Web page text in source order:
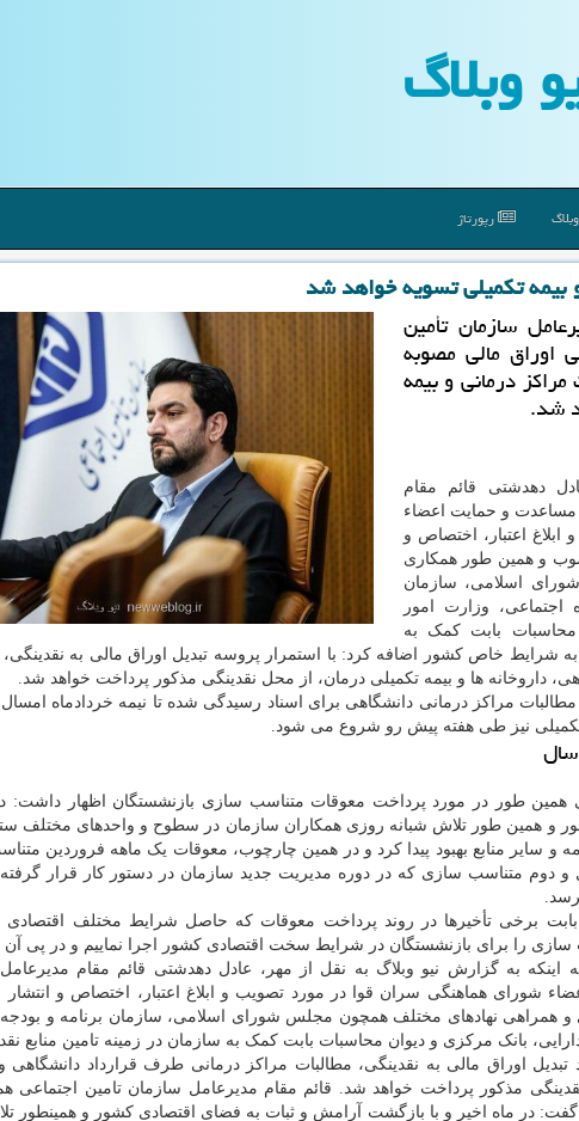
وبلاگ
رپورتاژ
و بیمه تکمیلی تسویه خواهد شد
سازمان تأمین
اوراق مالی مصوبه
درمانی و بیمه
شد.
دهدشتی قائم مقام
مساعدت و حمایت اعضاء
اعتبار، اختصاص و
مصوب و همین طور همکاری
اسلامی، سازمان
اجتماعی، وزارت امور
محاسبات بابت کمک به
به شرایط خاص کشور اضافه کرد: با استمرار پروسه تبدیل اوراق مالی به نقدینگی،
داروخانه ها و بیمه تکمیلی درمان، از محل نقدینگی مذکور پرداخت خواهد شد.
جهت پرداخت مطالبات مراکز درمانی دانشگاهی برای اسناد رسیدگی شده تا نیمه خردادماه
نیز طی هفته پیش رو شروع می شود.
همین طور در مورد پرداخت معوقات متناسب سازی بازنشستگان اظهار داشت:
و همین طور تلاش شبانه روزی همکاران سازمان در سطوح و واحدهای مختلف
سایر منابع بهبود پیدا کرد و در همین چارچوب، معوقات یک ماهه فروردین
و دوم متناسب سازی که در دوره مدیریت جدید سازمان در دستور کار قرار گرفته
برخی تأخیرها در روند پرداخت معوقات که حاصل شرایط مختلف اقتصادی
سازی را برای بازنشستگان در شرایط سخت اقتصادی کشور اجرا نماییم و در پی
اینکه به گزارش نیو وبلاگ به نقل از مهر، عادل دهدشتی قائم مقام
همراهی نهادهای مختلف همچون مجلس شورای اسلامی، سازمان برنامه و
بانک مرکزی و دیوان محاسبات بابت کمک به سازمان در زمینه تامین منابع
اوراق مالی به نقدینگی، مطالبات مراکز درمانی طرف قرارداد دانشگاهی
مذکور پرداخت خواهد شد. قائم مقام مدیرعامل سازمان تامین اجتماعی
در ماه اخیر و با بازگشت آرامش و ثبات به فضای اقتصادی کشور و همینطور